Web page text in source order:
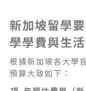
新加坡留學
學學費與生
根據新加坡各大學
預算大致如下：